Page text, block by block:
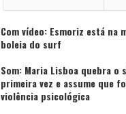
Com vídeo: Esmoriz está na
boleia do surf
Som: Maria Lisboa quebra o
primeira vez e assume que
violência psicológica